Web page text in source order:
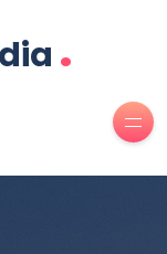
.